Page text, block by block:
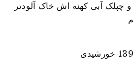
و چپلک آبی کهنه اش خاک آلودتر